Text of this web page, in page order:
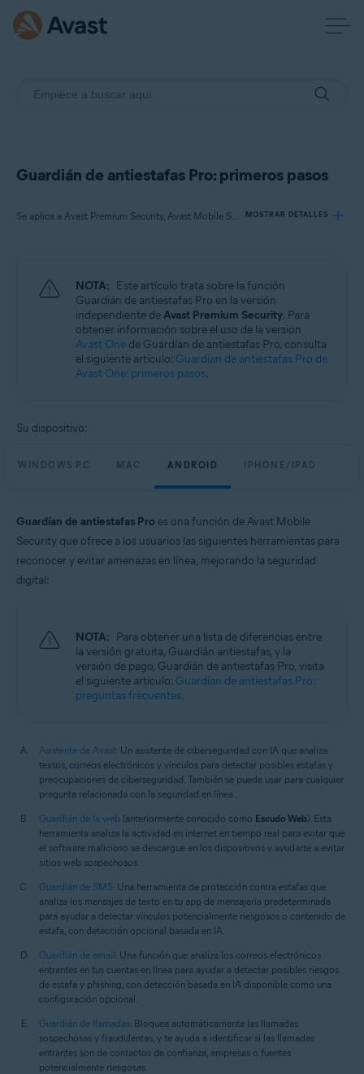
Guardián de antiestafas Pro: primeros pasos
Se aplica a Avast Premium Security, Avast Mobile Security Premium MOSTRAR DETALLES
Avast Premium Security
Avast Mobile Security Premium
Sistemas operativos:
Windows, macOS, Android y iOS
NOTA: Este artículo trata sobre la función
Guardián de antiestafas Pro en la versión
independiente deAvast Premium Security. Para
obtener información sobre el uso de la versión
Avast One de Guardían de antiestafas Pro, consulta
el siguiente artículo: Guardían de antiestafas Pro de
Avast One: primeros pasos.
Su dispositivo:
WINDOWS PC MAC ANDROID IPHONE/IPAD
Guardían de antiestafas Pro es una función de Avast Mobile
Security que ofrece a los usuarios las siguientes herramientas para
reconocer y evitar amenazas en línea, mejorando la seguridad
digital:
NOTA: Para obtener una lista de diferencias entre
la versión gratuita, Guardián antiestafas, y la
versión de pago, Guardián de antiestafas Pro, visita
el siguiente artículo: Guardían de antiestafas Pro:
preguntas frecuentes.
Asistente de Avast: Un asistente de ciberseguridad con IA que analiza
textos, correos electrónicos y vínculos para detectar posibles estafas y
preocupaciones de ciberseguridad. También se puede usar para cualquier
pregunta relacionada con la seguridad en línea.
Guardián de la web (anteriormente conocido como Escudo Web): Esta
herramienta analiza la actividad en internet en tiempo real para evitar que
el software malicioso se descargue en los dispositivos y ayudarte a evitar
sitios web sospechosos.
Guardián de SMS: Una herramienta de protección contra estafas que
analiza los mensajes de texto en tu app de mensajería predeterminada
para ayudar a detectar vínculos potencialmente riesgosos o contenido de
estafa, con detección opcional basada en IA.
Guardián de email: Una función que analiza los correos electrónicos
entrantes en tus cuentas en línea para ayudar a detectar posibles riesgos
de estafa y phishing, con detección basada en IA disponible como una
configuración opcional.
Guardián de llamadas: Bloquea automáticamente las llamadas
sospechosas y fraudulentas, y te ayuda a identificar si las llamadas
entrantes son de contactos de confianza, empresas o fuentes
potencialmente riesgosas.